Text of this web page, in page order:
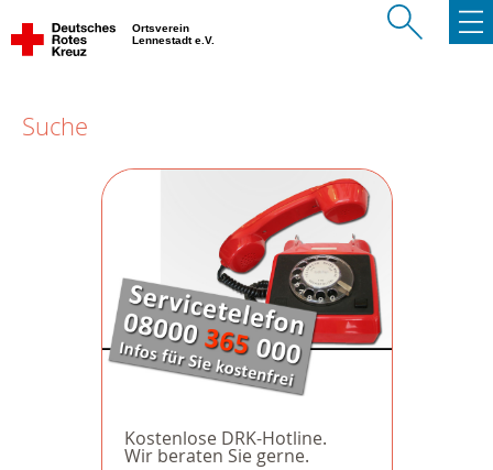
Ortsverein
Lennestadt e.V.
Suche
Kostenlose DRK-Hotline.
Wir beraten Sie gerne.